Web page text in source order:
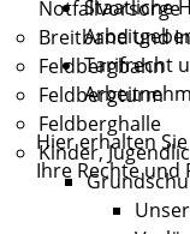
Notfallvorsorge
Breitband und
Feldbergbahn
Feldbergturm
Feldberghalle
Kinder,
Staatliche
Tarifrecht
Hier erhalten
Ihre Rechte und